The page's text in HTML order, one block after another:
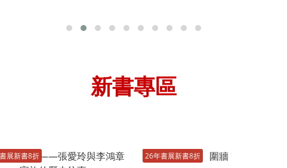
新書專區
展新書8折 26年書展新書8折